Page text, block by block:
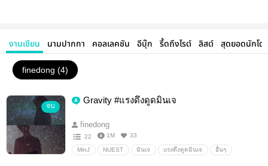
งานเขียน นามปากกา คอลเลคชัน อีบุ๊ก รี้ดถึงไรต์ ลิสต์ สุดยอดนักโด
finedong (4)
จบ
Gravity #แรงดึงดูดมินเจ
finedong
22 1M 33
MinJ NUEST มินเจ แรงดึงดูดมินเจ อื่นๆ